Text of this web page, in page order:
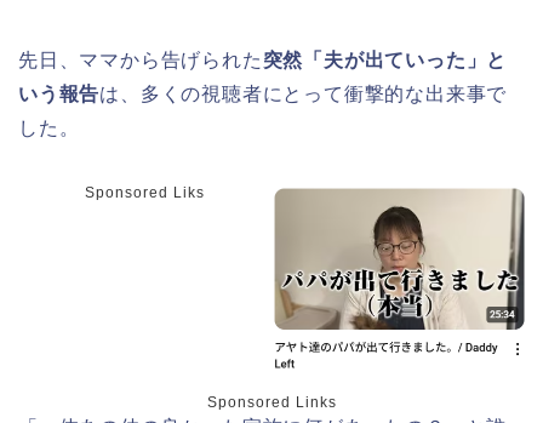
先日、ママから告げられた 突然「夫が出ていった」と
いう報告は、多くの視聴者にとって衝撃的な出来事で
した。
Sponsored Liks
Sponsored Links